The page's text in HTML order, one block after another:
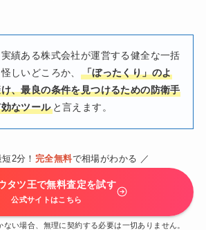
績ある株式会社が運営する健全な一括
しいどころか、
「ぼったくり」のよ
、最良の条件を見つけるための防衛手
なツールと言えます。
2分！ 完全無料で相場がわかる ／
タツ王で無料査定を試す
公式サイトはこちら
い場合、無理に契約する必要は一切ありません。